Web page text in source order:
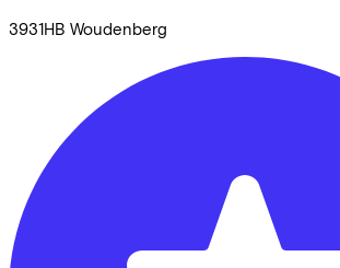
3931HB Woudenberg